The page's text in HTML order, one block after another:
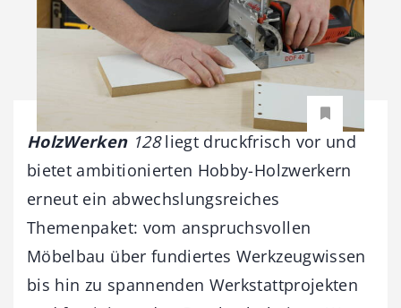
HolzWerken128liegt druckfrisch vor und
bietet ambitionierten Hobby-Holzwerkern
erneut ein abwechslungsreiches
Themenpaket: vom anspruchsvollen
Möbelbau über fundiertes Werkzeugwissen
bis hin zu spannenden Werkstattprojekten